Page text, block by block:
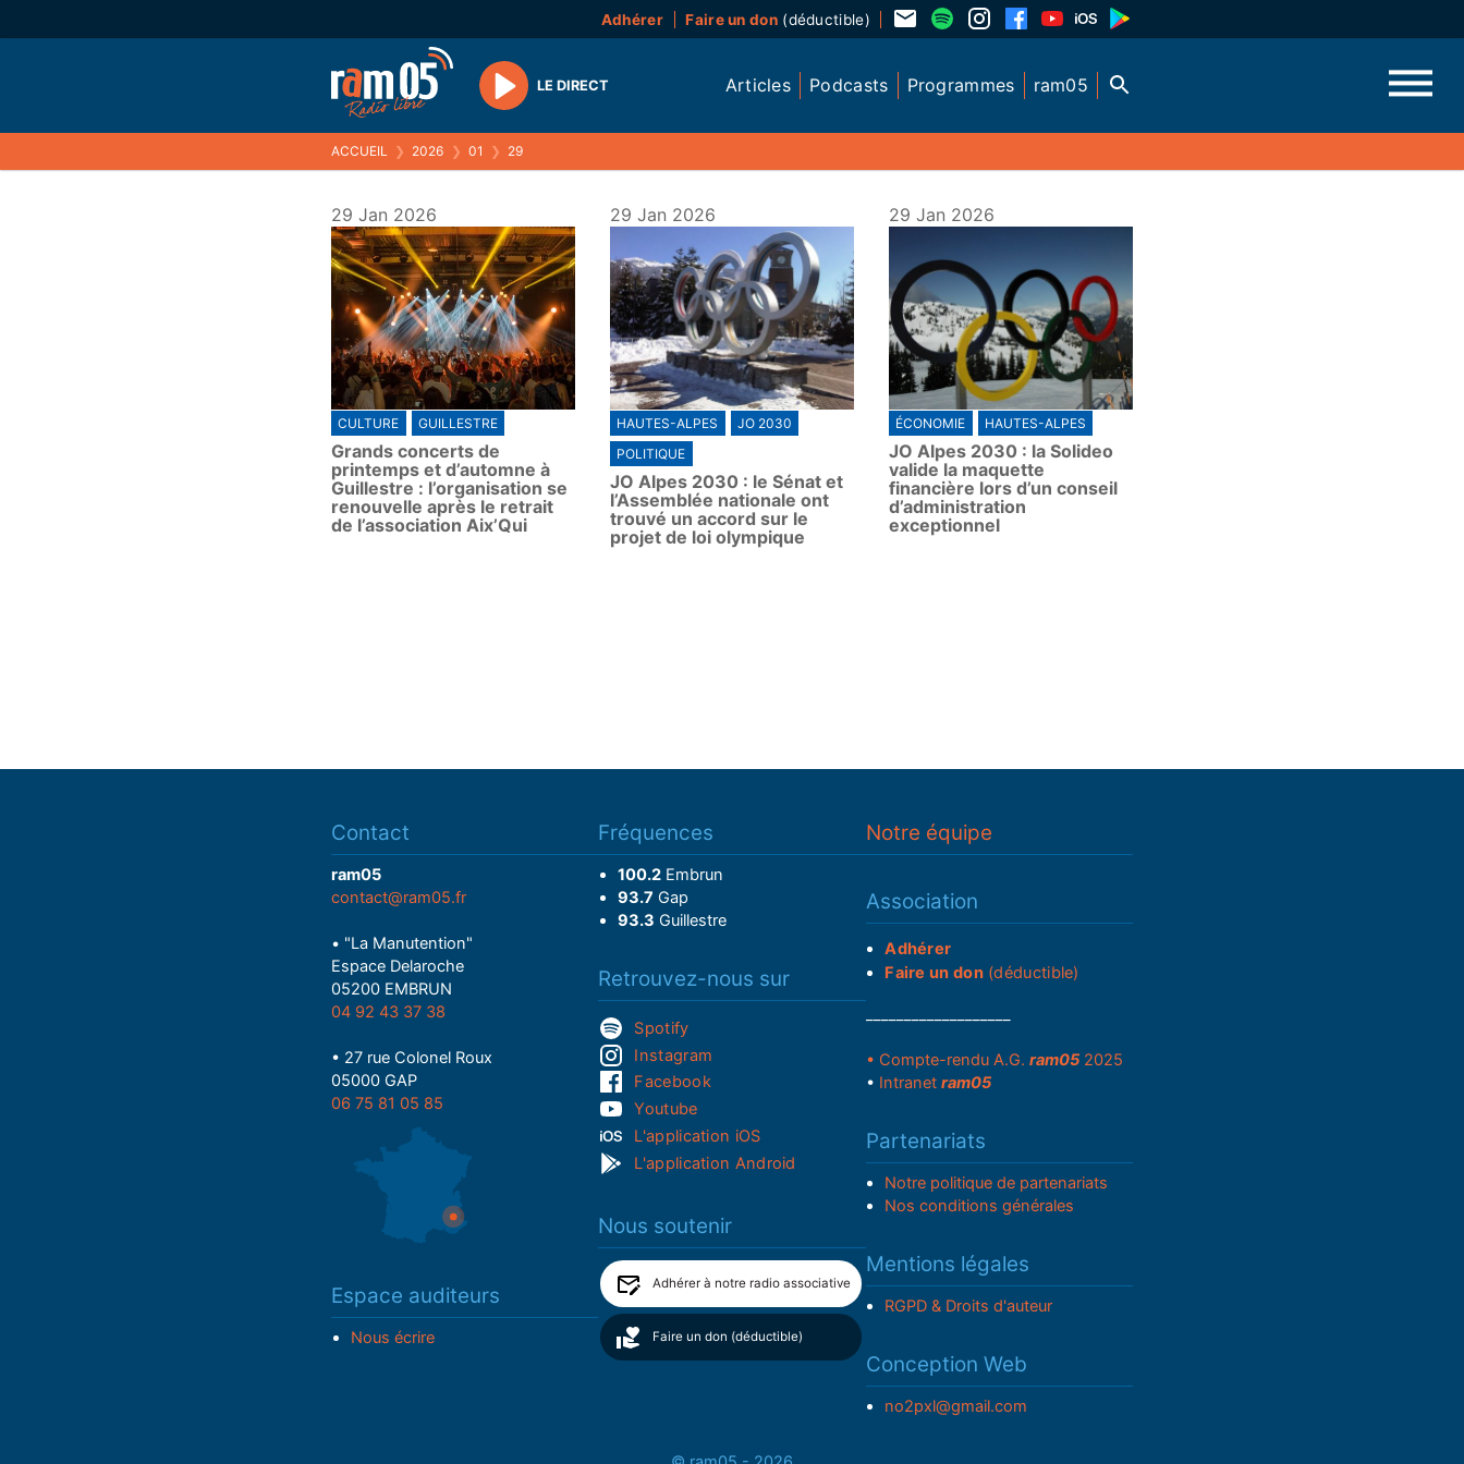
Adhérer Faire un don(déductible)
Play
LE DIRECT Articles Podcasts Programmes ram05
ACCUEIL ❯ 2026 ❯ 01 ❯ 29
29 Jan 2026
CULTURE GUILLESTRE
Grands concerts de
printemps et d’automne à
Guillestre : l’organisation se
renouvelle après le retrait
de l’association Aix’Qui
29 Jan 2026
HAUTES-ALPES
JO 2030
POLITIQUE
JO Alpes 2030 : le Sénat et
l’Assemblée nationale ont
trouvé un accord sur le
projet de loi olympique
29 Jan 2026
ÉCONOMIE HAUTES-ALPES
JO Alpes 2030 : la Solideo
valide la maquette
financière lors d’un conseil
d’administration
exceptionnel
Contact
ram05
contact@ram05.fr
• "La Manutention"
Espace Delaroche
05200 EMBRUN
04 92 43 37 38
• 27 rue Colonel Roux
05000 GAP
06 75 81 05 85
Espace auditeurs
Nous écrire
Fréquences
100.2Embrun
93.7 Gap
93.3 Guillestre
Retrouvez-nous sur
Spotify
Instagram
Facebook
Youtube
L'application iOS
L'application Android
Nous soutenir
Adhérer à notre radio associative
Faire un don (déductible)
Notre équipe
Association
Adhérer
Faire un don(déductible)
• Compte-rendu A.G. ram052025
• Intranet ram05
Partenariats
Notre politique de partenariats
Nos conditions générales
Mentions légales
RGPD & Droits d'auteur
Conception Web
no2pxl@gmail.com